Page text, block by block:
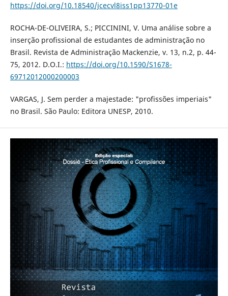
https://doi.org/10.18540/jcecvl8iss1pp13770-01e
ROCHA-DE-OLIVEIRA, S.; PICCININI, V. Uma análise sobre a
inserção profissional de estudantes de administração no
Brasil. Revista de Administração Mackenzie, v. 13, n.2, p. 44-
75, 2012. D.O.I.: https://doi.org/10.1590/S1678-
69712012000200003
VARGAS, J. Sem perder a majestade: "profissões imperiais"
no Brasil. São Paulo: Editora UNESP, 2010.